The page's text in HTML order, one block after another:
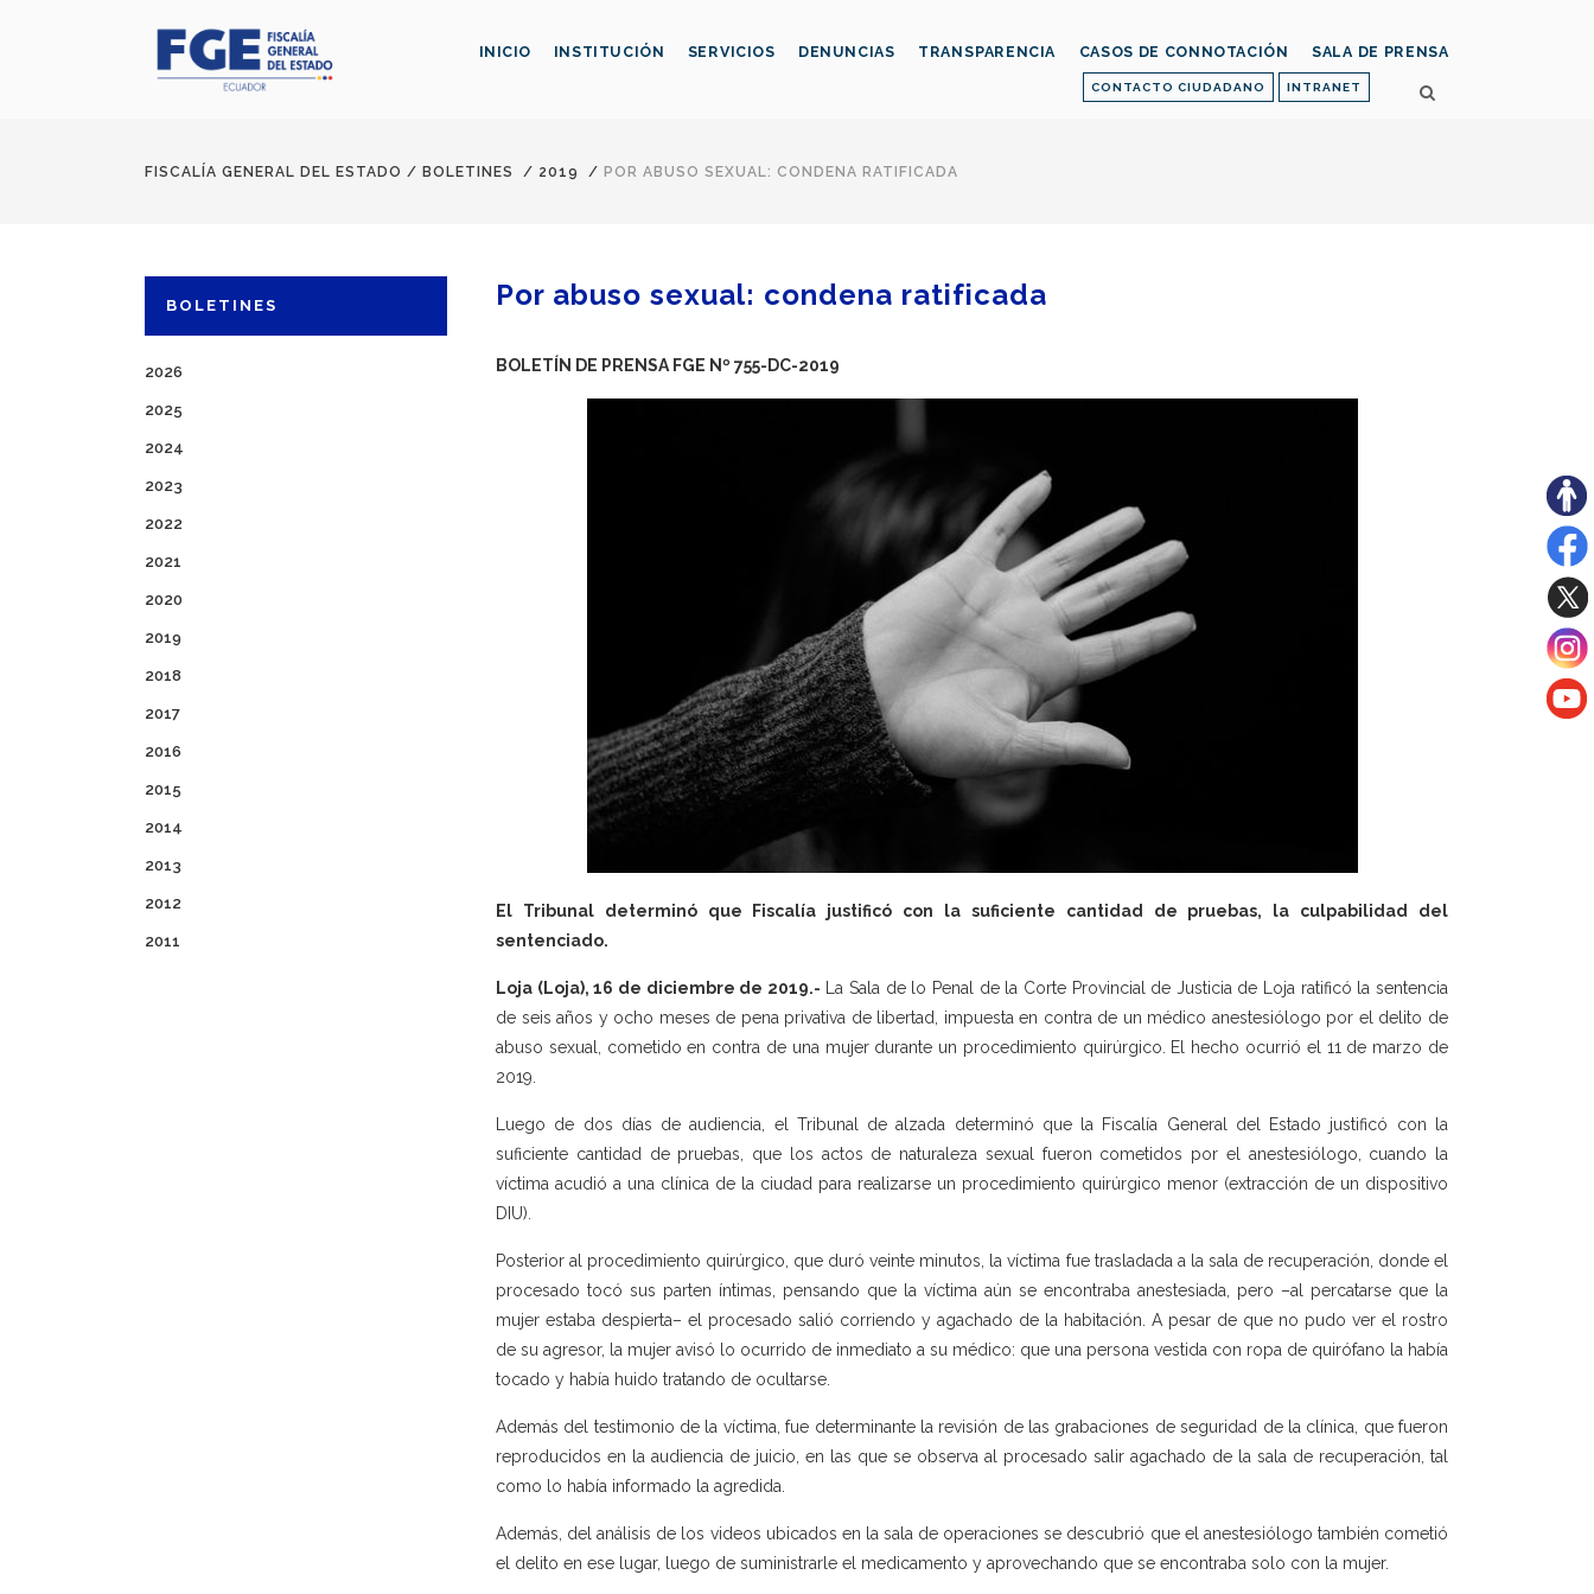
CONTACTO CIUDADANO INTRANET
INICIO INSTITUCIÓN SERVICIOS DENUNCIAS TRANSPARENCIA CASOS DE CONNOTACIÓN SALA DE PRENSA
FISCALÍA GENERAL DEL ESTADO / BOLETINES / 2019 / POR ABUSO SEXUAL: CONDENA RATIFICADA
BOLETINES
2026
2025
2024
2023
2022
2021
2020
2019
2018
2017
2016
2015
2014
2013
2012
2011
Por abuso sexual: condena ratificada
BOLETÍN DE PRENSA FGE Nº 755-DC-2019
El Tribunal determinó que Fiscalía justificó con la suficiente cantidad de pruebas, la culpabilidad del
sentenciado.
Loja (Loja), 16 de diciembre de 2019.- La Sala de lo Penal de la Corte Provincial de Justicia de Loja ratificó la sentencia
de seis años y ocho meses de pena privativa de libertad, impuesta en contra de un médico anestesiólogo por el delito de
abuso sexual, cometido en contra de una mujer durante un procedimiento quirúrgico. El hecho ocurrió el 11 de marzo de
2019.
Luego de dos días de audiencia, el Tribunal de alzada determinó que la Fiscalía General del Estado justificó con la
suficiente cantidad de pruebas, que los actos de naturaleza sexual fueron cometidos por el anestesiólogo, cuando la
víctima acudió a una clínica de la ciudad para realizarse un procedimiento quirúrgico menor (extracción de un dispositivo
DIU).
Posterior al procedimiento quirúrgico, que duró veinte minutos, la víctima fue trasladada a la sala de recuperación, donde el
procesado tocó sus parten íntimas, pensando que la víctima aún se encontraba anestesiada, pero –al percatarse que la
mujer estaba despierta– el procesado salió corriendo y agachado de la habitación. A pesar de que no pudo ver el rostro
de su agresor, la mujer avisó lo ocurrido de inmediato a su médico: que una persona vestida con ropa de quirófano la había
tocado y había huido tratando de ocultarse.
Además del testimonio de la víctima, fue determinante la revisión de las grabaciones de seguridad de la clínica, que fueron
reproducidos en la audiencia de juicio, en las que se observa al procesado salir agachado de la sala de recuperación, tal
como lo había informado la agredida.
Además, del análisis de los videos ubicados en la sala de operaciones se descubrió que el anestesiólogo también cometió
el delito en ese lugar, luego de suministrarle el medicamento y aprovechando que se encontraba solo con la mujer.